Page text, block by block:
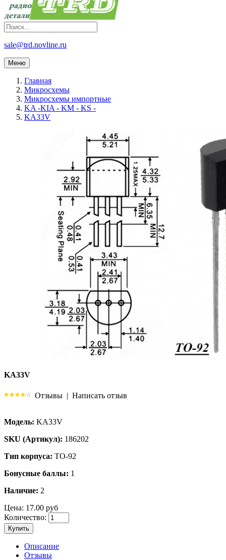
sale@trd.novline.ru
Меню
Главная
Микросхемы
Микросхемы импортные
KA -KIA - KM - KS -
KA33V
KA33V
Отзывы | Написать отзыв
Модель: KA33V
SKU (Артикул): 186202
Тип корпуса: TO-92
Бонусные баллы: 1
Наличие: 2
Цена: 17.00 руб
Количество:
Купить
Описание
Отзывы